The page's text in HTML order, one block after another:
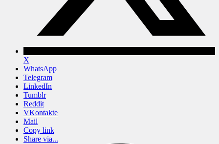
X
WhatsApp
Telegram
LinkedIn
Tumblr
Reddit
VKontakte
Mail
Copy link
Share via...